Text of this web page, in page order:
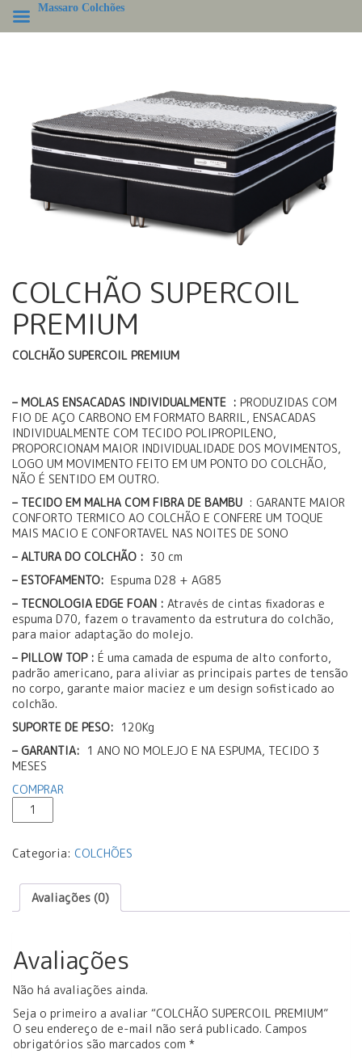
COLCHÃO SUPERCOIL
PREMIUM
COLCHÃO SUPERCOIL PREMIUM
– MOLAS ENSACADAS INDIVIDUALMENTE : PRODUZIDAS COM
FIO DE AÇO CARBONO EM FORMATO BARRIL, ENSACADAS
INDIVIDUALMENTE COM TECIDO POLIPROPILENO,
PROPORCIONAM MAIOR INDIVIDUALIDADE DOS MOVIMENTOS,
LOGO UM MOVIMENTO FEITO EM UM PONTO DO COLCHÃO,
NÃO É SENTIDO EM OUTRO.
– TECIDO EM MALHA COM FIBRA DE BAMBU : GARANTE MAIOR
CONFORTO TERMICO AO COLCHÃO E CONFERE UM TOQUE
MAIS MACIO E CONFORTAVEL NAS NOITES DE SONO
– ALTURA DO COLCHÃO : 30 cm
– ESTOFAMENTO: Espuma D28 + AG85
– TECNOLOGIA EDGE FOAN : Através de cintas fixadoras e
espuma D70, fazem o travamento da estrutura do colchão,
para maior adaptação do molejo.
– PILLOW TOP : É uma camada de espuma de alto conforto,
padrão americano, para aliviar as principais partes de tensão
no corpo, garante maior maciez e um design sofisticado ao
colchão.
SUPORTE DE PESO: 120Kg
– GARANTIA: 1 ANO NO MOLEJO E NA ESPUMA, TECIDO 3
MESES
COMPRAR
COLCHÃO
SUPERCOIL
quantidade
Categoria: COLCHÕES
Avaliações (0)
Avaliações
Não há avaliações ainda.
Seja o primeiro a avaliar “COLCHÃO SUPERCOIL PREMIUM”
O seu endereço de e-mail não será publicado. Campos
obrigatórios são marcados com *
Massaro Colchões